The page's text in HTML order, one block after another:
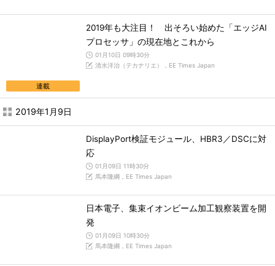
連載
2019年も大注目！ 出そろい始めた「エッジAI
プロセッサ」の現在地とこれから
01月10日 09時30分
清水洋治（テカナリエ），EE Times Japan
2019年1月9日
DisplayPort検証モジュール、HBR3／DSCに対
応
01月09日 11時30分
馬本隆綱，EE Times Japan
日本電子、集束イオンビーム加工観察装置を開
発
01月09日 10時30分
馬本隆綱，EE Times Japan